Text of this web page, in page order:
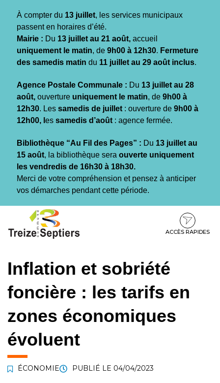
À compter du 13 juillet, les services municipaux
passent en horaires d’été.
Mairie : Du 13 juillet au 21 août, accueil
uniquement le matin, de 9h00 à 12h30. Fermeture
des samedis matin du 11 juillet au 29 août inclus.
Agence Postale Communale : Du 13 juillet au 28
août, ouverture uniquement le matin, de 9h00 à
12h30. Les samedis de juillet : ouverture de 9h00 à
12h00, l es samedis d’août : agence fermée.
Bibliothèque “Au Fil des Pages” : Du 13 juillet au
15 août, la bibliothèque sera ouverte uniquement
les vendredis de 16h30 à 18h30.
Merci de votre compréhension et pensez à anticiper
vos démarches pendant cette période.
contenu
pied
ACCÈS RAPIDES
Inflation et sobriété
foncière : les tarifs en
zones économiques
évoluent
ÉCONOMIE PUBLIÉ LE 04/04/2023